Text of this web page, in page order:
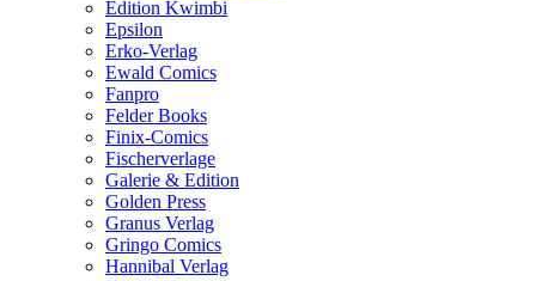
Edition Kwimbi
Epsilon
Erko-Verlag
Ewald Comics
Fanpro
Felder Books
Finix-Comics
Fischerverlage
Galerie & Edition
Golden Press
Granus Verlag
Gringo Comics
Hannibal Verlag